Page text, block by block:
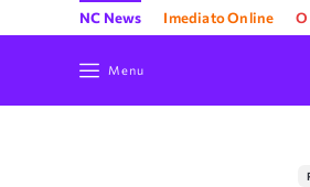
NC News Imediato Online
Menu